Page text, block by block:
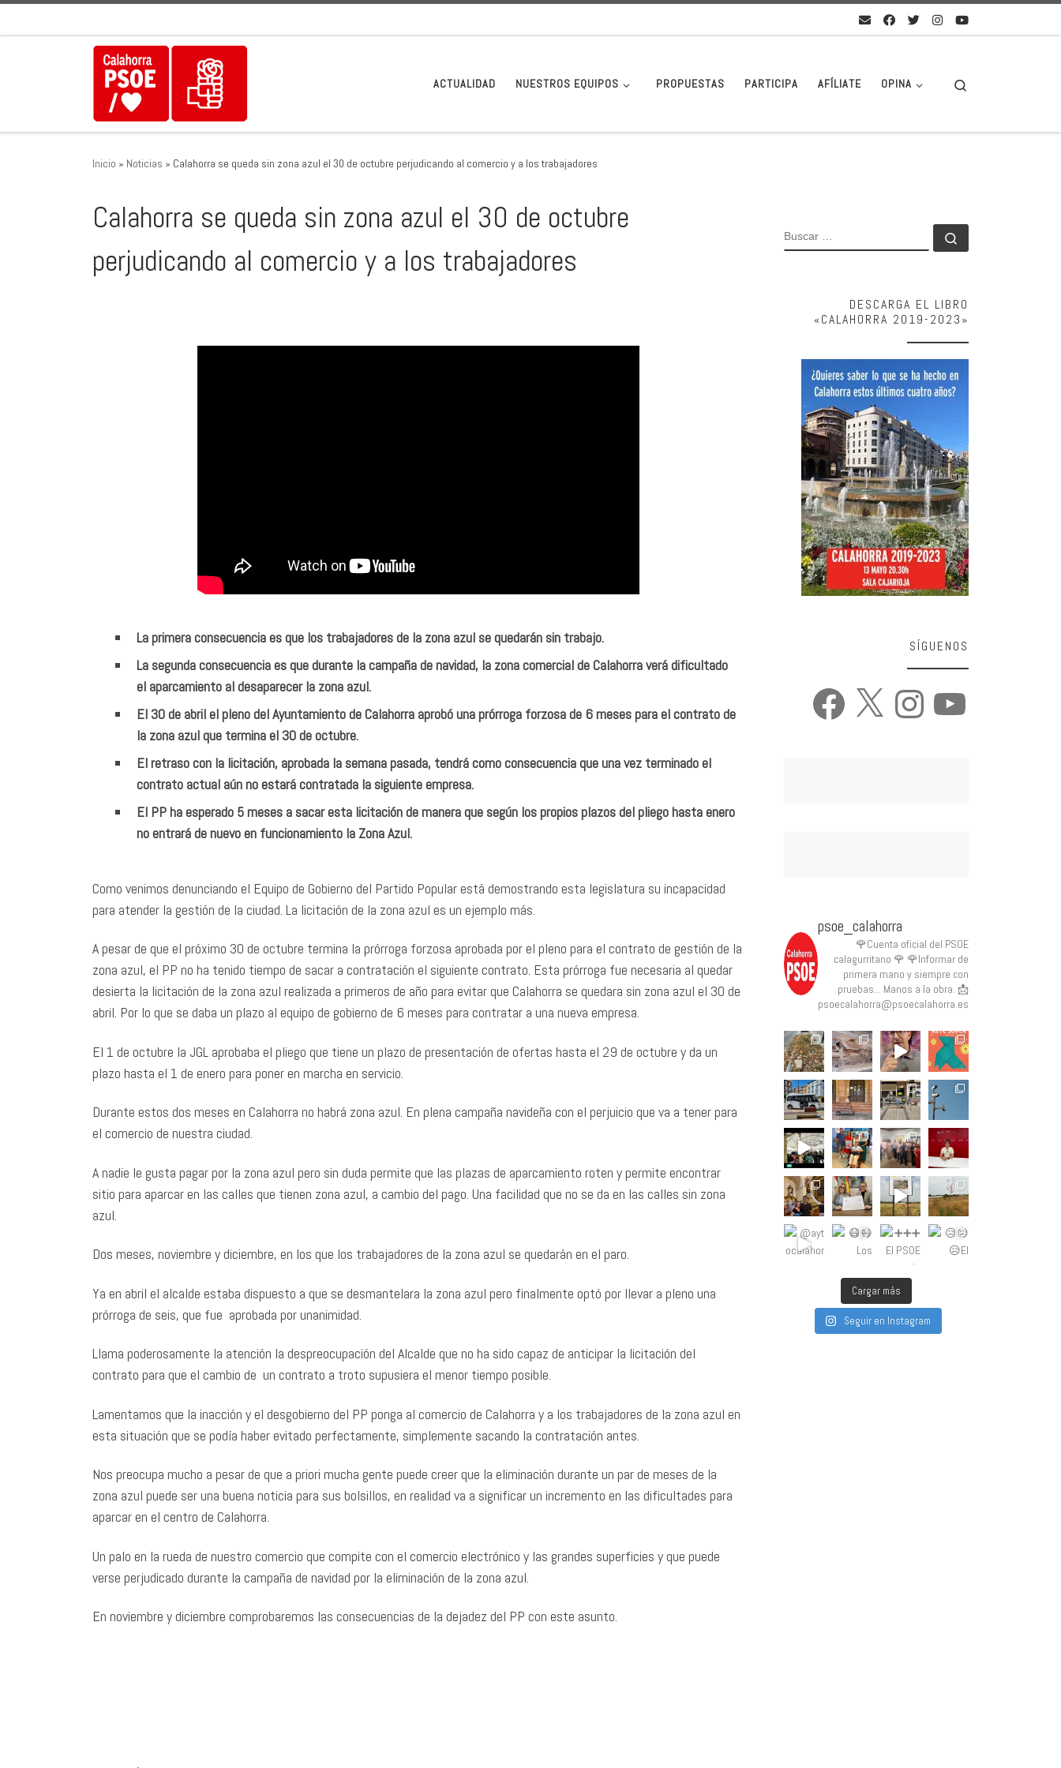
ACTUALIDAD NUESTROS EQUIPOS PROPUESTAS PARTICIPA AFÍLIATE OPINA
Inicio » Noticias » Calahorra se queda sin zona azul el 30 de octubre perjudicando al comercio y a los trabajadores
Calahorra se queda sin zona azul el 30 de octubre
perjudicando al comercio y a los trabajadores
La primera consecuencia es que los trabajadores de la zona azul se quedarán sin trabajo.
La segunda consecuencia es que durante la campaña de navidad, la zona comercial de Calahorra verá dificultado
el aparcamiento al desaparecer la zona azul.
El 30 de abril el pleno del Ayuntamiento de Calahorra aprobó una prórroga forzosa de 6 meses para el contrato de
la zona azul que termina el 30 de octubre.
El retraso con la licitación, aprobada la semana pasada, tendrá como consecuencia que una vez terminado el
contrato actual aún no estará contratada la siguiente empresa.
El PP ha esperado 5 meses a sacar esta licitación de manera que según los propios plazos del pliego hasta enero
no entrará de nuevo en funcionamiento la Zona Azul.
Como venimos denunciando el Equipo de Gobierno del Partido Popular está demostrando esta legislatura su incapacidad
para atender la gestión de la ciudad. La licitación de la zona azul es un ejemplo más.
A pesar de que el próximo 30 de octubre termina la prórroga forzosa aprobada por el pleno para el contrato de gestión de la
zona azul, el PP no ha tenido tiempo de sacar a contratación el siguiente contrato. Esta prórroga fue necesaria al quedar
desierta la licitación de la zona azul realizada a primeros de año para evitar que Calahorra se quedara sin zona azul el 30 de
abril. Por lo que se daba un plazo al equipo de gobierno de 6 meses para contratar a una nueva empresa.
El 1 de octubre la JGL aprobaba el pliego que tiene un plazo de presentación de ofertas hasta el 29 de octubre y da un
plazo hasta el 1 de enero para poner en marcha en servicio.
Durante estos dos meses en Calahorra no habrá zona azul. En plena campaña navideña con el perjuicio que va a tener para
el comercio de nuestra ciudad.
A nadie le gusta pagar por la zona azul pero sin duda permite que las plazas de aparcamiento roten y permite encontrar
sitio para aparcar en las calles que tienen zona azul, a cambio del pago. Una facilidad que no se da en las calles sin zona
azul.
Dos meses, noviembre y diciembre, en los que los trabajadores de la zona azul se quedarán en el paro.
Ya en abril el alcalde estaba dispuesto a que se desmantelara la zona azul pero finalmente optó por llevar a pleno una
prórroga de seis, que fue aprobada por unanimidad.
Llama poderosamente la atención la despreocupación del Alcalde que no ha sido capaz de anticipar la licitación del
contrato para que el cambio de un contrato a troto supusiera el menor tiempo posible.
Lamentamos que la inacción y el desgobierno del PP ponga al comercio de Calahorra y a los trabajadores de la zona azul en
esta situación que se podía haber evitado perfectamente, simplemente sacando la contratación antes.
Nos preocupa mucho a pesar de que a priori mucha gente puede creer que la eliminación durante un par de meses de la
zona azul puede ser una buena noticia para sus bolsillos, en realidad va a significar un incremento en las dificultades para
aparcar en el centro de Calahorra.
Un palo en la rueda de nuestro comercio que compite con el comercio electrónico y las grandes superficies y que puede
verse perjudicado durante la campaña de navidad por la eliminación de la zona azul.
En noviembre y diciembre comprobaremos las consecuencias de la dejadez del PP con este asunto.
BUSCAR
DESCARGA EL LIBRO
«CALAHORRA 2019-2023»
SÍGUENOS
Facebook Instagram YouTube
psoe_calahorra
🌹Cuenta oficial del PSOE
calagurritano 🌹 🌹Informar de
primera mano y siempre con
pruebas... Manos a la obra. 📩
psoecalahorra@psoecalahorra.es
Cargar más
Seguir en Instagram